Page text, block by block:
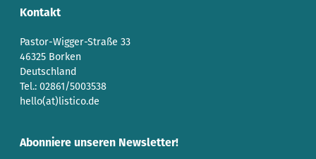
Kontakt
Pastor-Wigger-Straße 33
46325 Borken
Deutschland
Tel.: 02861/5003538
hello(at)listico.de
Abonniere unseren Newsletter!